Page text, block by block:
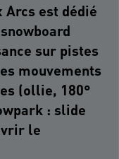
Arcs est dédié
sur pistes
mouvements
(ollie, 180°
: slide
le